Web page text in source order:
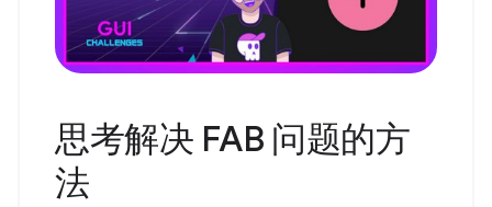
思考解决 FAB 问题的方
法